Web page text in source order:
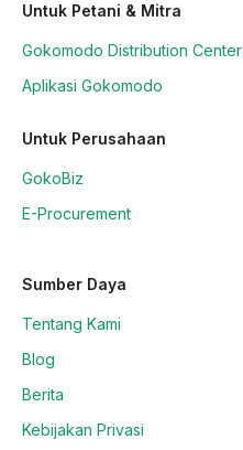
Untuk Petani & Mitra
Gokomodo Distribution Center
Aplikasi Gokomodo
Untuk Perusahaan
GokoBiz
E-Procurement
Sumber Daya
Tentang Kami
Blog
Berita
Kebijakan Privasi